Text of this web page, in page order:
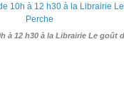
à 12 h30 à la Librairie Le goût